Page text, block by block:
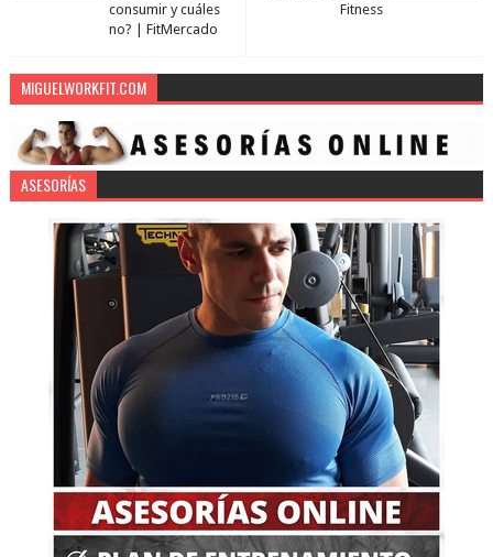
Fitness
consumir y cuáles
no? | FitMercado
MIGUELWORKFIT.COM
ASESORÍAS